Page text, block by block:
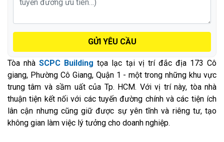
GỬI YÊU CẦU
Tòa nhàSCPC Building tọa lạc tại vị trí đắc địa 173 Cô
giang, Phường Cô Giang, Quận 1 - một trong những khu vực
trung tâm và sầm uất của Tp. HCM. Với vị trí này, tòa nhà
thuận tiện kết nối với các tuyến đường chính và các tiện ích
lân cận nhưng cũng giữ được sự yên tĩnh và riêng tư, tạo
không gian làm việc lý tưởng cho doanh nghiệp.